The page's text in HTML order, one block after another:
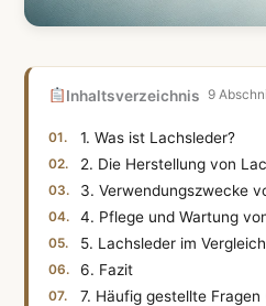
Inhaltsverzeichnis 9
1. Was ist Lachsleder?
2. Die Herstellung von
3. Verwendungszwecke
4. Pflege und Wartung
5. Lachsleder im
6. Fazit
7. Häufig gestellte Fragen